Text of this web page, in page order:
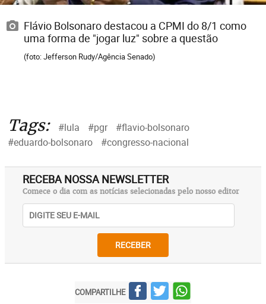
Flávio Bolsonaro destacou a CPMI do 8/1 como
uma forma de "jogar luz" sobre a questão
(foto: Jefferson Rudy/Agência Senado)
Tags: #lula #pgr
#flavio-bolsonaro
#eduardo-bolsonaro
#congresso-nacional
RECEBA NOSSA NEWSLETTER
Comece o dia com as notícias selecionadas pelo nosso editor
RECEBER
COMPARTILHE